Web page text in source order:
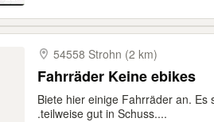
54558 Strohn (2 km)
Fahrräder Keine ebikes
Biete hier einige Fahrräder an.
.teilweise gut in Schuss....